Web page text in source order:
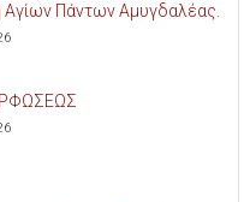
Πάντων Αμυγδαλέας.